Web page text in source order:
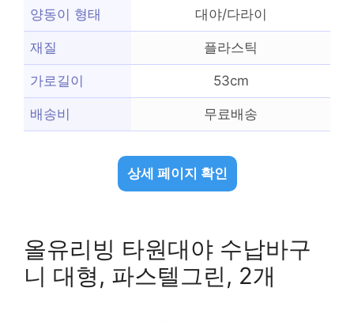
양동이 형태 대야/다라이
재질 플라스틱
가로길이 53cm
배송비 무료배송
상세 페이지 확인
올유리빙 타원대야 수납바구
니 대형, 파스텔그린, 2개